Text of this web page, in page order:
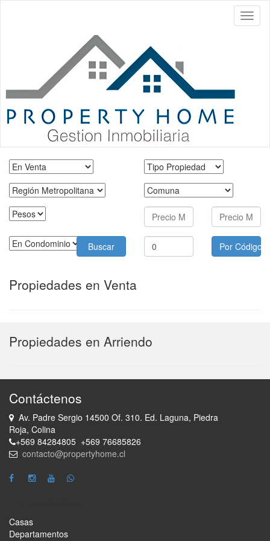
Operación
Tipo
Región
Comunas
Tipo
Moneda
Precio
Mínimo
Precio
Máximo
En
Condominio
Buscar Por Código
Propiedades en Venta
Propiedades en Arriendo
Contáctenos
Av. Padre Sergio 14500 Of. 310. Ed. Laguna, Piedra
Roja, Colina
+569 84284805 +569 76685826
contacto@propertyhome.cl
Casas
Departamentos